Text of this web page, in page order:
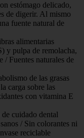
estómago delicado,
de digerir. Al mismo
fuente natural de
alimentarias
y pulpa de remolacha,
/ Fuentes naturales de
de las grasas
carga sobre las
con vitamina E
cuidado dental
/ Sin colorantes ni
reciclable